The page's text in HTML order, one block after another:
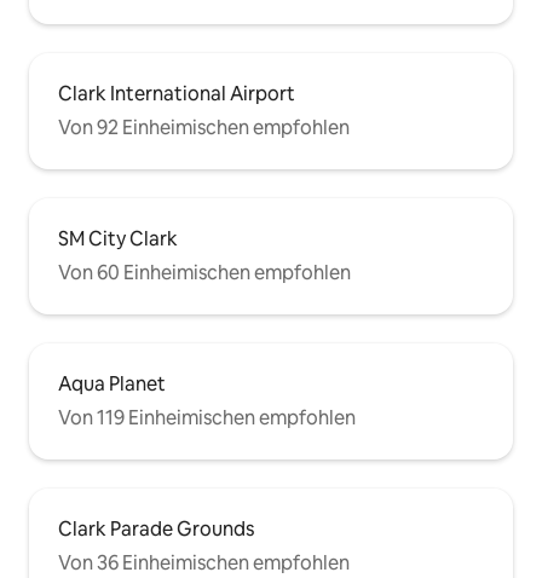
Clark International Airport
Von 92 Einheimischen empfohlen
SM City Clark
Von 60 Einheimischen empfohlen
Aqua Planet
Von 119 Einheimischen empfohlen
Clark Parade Grounds
Von 36 Einheimischen empfohlen